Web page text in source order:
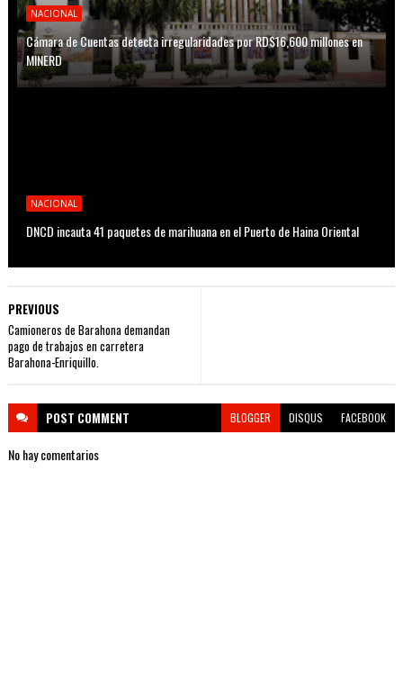
NACIONAL
Cámara de Cuentas detecta irregularidades por RD$16,600 millones en
MINERD
NACIONAL
DNCD incauta 41 paquetes de marihuana en el Puerto de Haina Oriental
PREVIOUS
Camioneros de Barahona demandan
pago de trabajos en carretera
Barahona-Enriquillo.
POST COMMENT BLOGGER DISQUS FACEBOOK
No hay comentarios